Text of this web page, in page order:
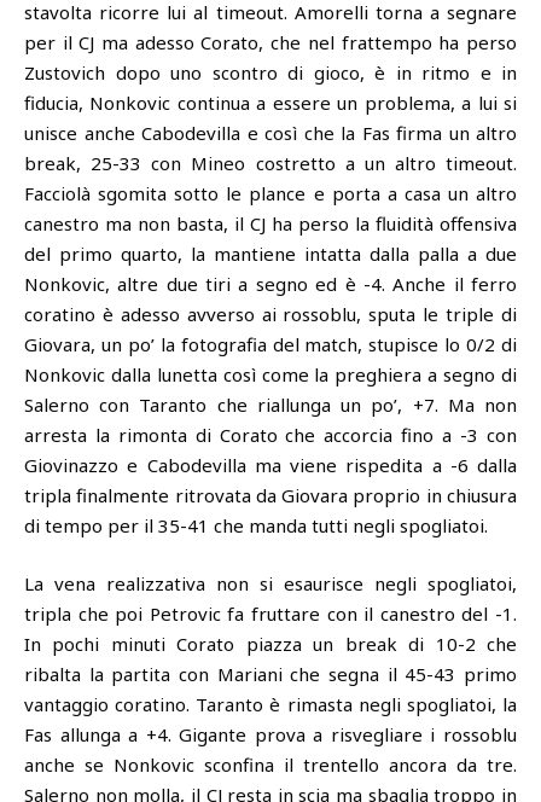
stavolta ricorre lui al timeout. Amorelli torna a segnare
per il CJ ma adesso Corato, che nel frattempo ha perso
Zustovich dopo uno scontro di gioco, è in ritmo e in
fiducia, Nonkovic continua a essere un problema, a lui si
unisce anche Cabodevilla e così che la Fas firma un altro
break, 25-33 con Mineo costretto a un altro timeout.
Facciolà sgomita sotto le plance e porta a casa un altro
canestro ma non basta, il CJ ha perso la fluidità offensiva
del primo quarto, la mantiene intatta dalla palla a due
Nonkovic, altre due tiri a segno ed è -4. Anche il ferro
coratino è adesso avverso ai rossoblu, sputa le triple di
Giovara, un po’ la fotografia del match, stupisce lo 0/2 di
Nonkovic dalla lunetta così come la preghiera a segno di
Salerno con Taranto che riallunga un po’, +7. Ma non
arresta la rimonta di Corato che accorcia fino a -3 con
Giovinazzo e Cabodevilla ma viene rispedita a -6 dalla
tripla finalmente ritrovata da Giovara proprio in chiusura
di tempo per il 35-41 che manda tutti negli spogliatoi.
La vena realizzativa non si esaurisce negli spogliatoi,
tripla che poi Petrovic fa fruttare con il canestro del -1.
In pochi minuti Corato piazza un break di 10-2 che
ribalta la partita con Mariani che segna il 45-43 primo
vantaggio coratino. Taranto è rimasta negli spogliatoi, la
Fas allunga a +4. Gigante prova a risvegliare i rossoblu
anche se Nonkovic sconfina il trentello ancora da tre.
Salerno non molla, il CJ resta in scia ma sbaglia troppo in